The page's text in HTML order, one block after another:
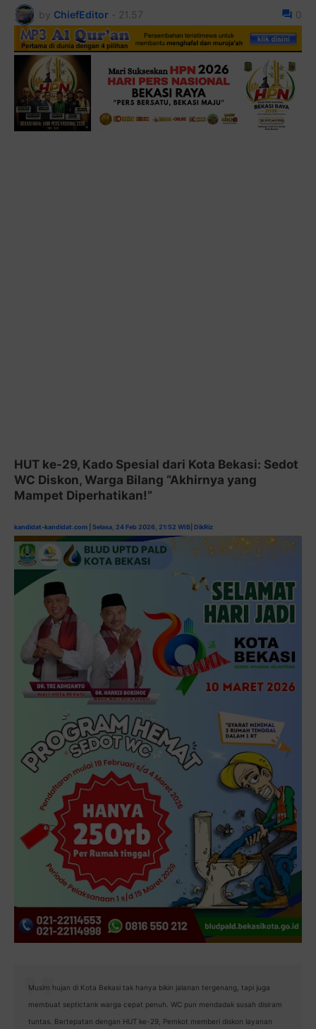
by ChiefEditor - 21.57 0
HUT ke-29, Kado Spesial dari Kota Bekasi: Sedot
WC Diskon, Warga Bilang “Akhirnya yang
Mampet Diperhatikan!”
kandidat-kandidat.com Selasa, 24 Feb 2026, 21:52 WIB DikRiz
Musim hujan di Kota Bekasi tak hanya bikin jalanan tergenang, tapi juga
membuat septictank warga cepat penuh. WC pun mendadak susah disiram
tuntas. Bertepatan dengan HUT ke-29, Pemkot memberi diskon layanan